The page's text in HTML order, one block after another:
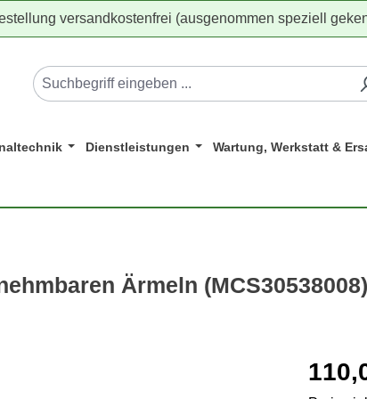
versandkostenfrei (ausgenommen speziell
Dienstleistungen Wartung, Werkstatt &
Ärmeln (MCS30538008)